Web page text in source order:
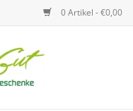
0 Artikel - €0,00